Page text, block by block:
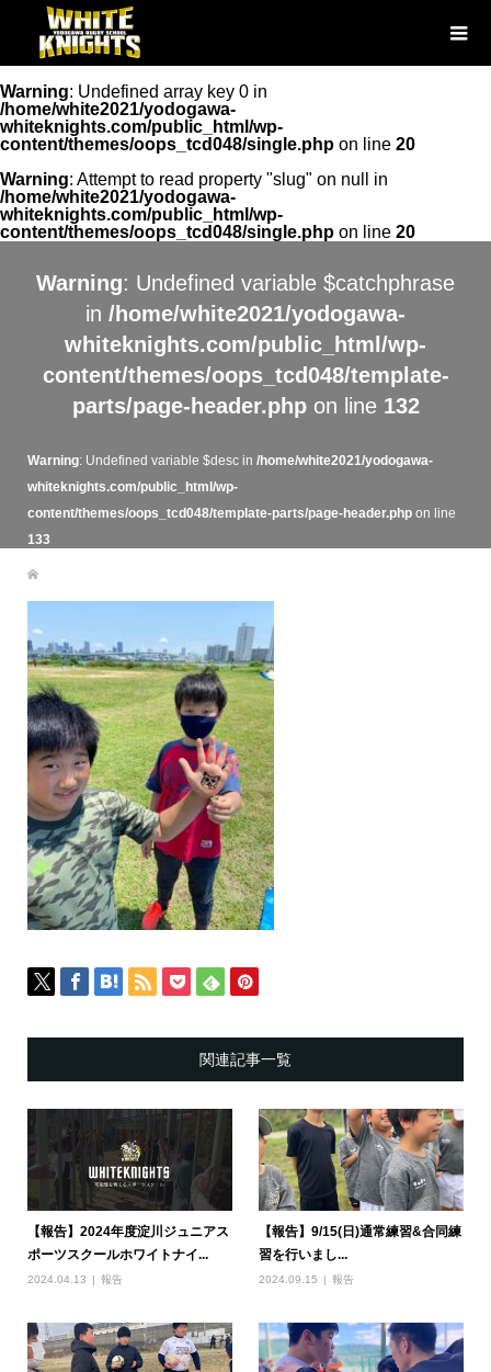
Warning: Undefined array key 0 in
/home/white2021/yodogawa-
whiteknights.com/public_html/wp-
content/themes/oops_tcd048/single.php on line 20
Warning: Attempt to read property "slug" on null in
/home/white2021/yodogawa-
whiteknights.com/public_html/wp-
content/themes/oops_tcd048/single.php on line 20
Warning: Undefined variable $catchphrase
in /home/white2021/yodogawa-
whiteknights.com/public_html/wp-
content/themes/oops_tcd048/template-
parts/page-header.phpon line 132
Warning: Undefined variable $desc in /home/white2021/yodogawa-
whiteknights.com/public_html/wp-
content/themes/oops_tcd048/template-parts/page-header.phpon line
133
関連記事一覧
【報告】2024年度淀川ジュニアス
ポーツスクールホワイトナイ...
2024.04.13 報告
【報告】9/15(日)通常練習&合同練
習を行いまし...
2024.09.15 報告